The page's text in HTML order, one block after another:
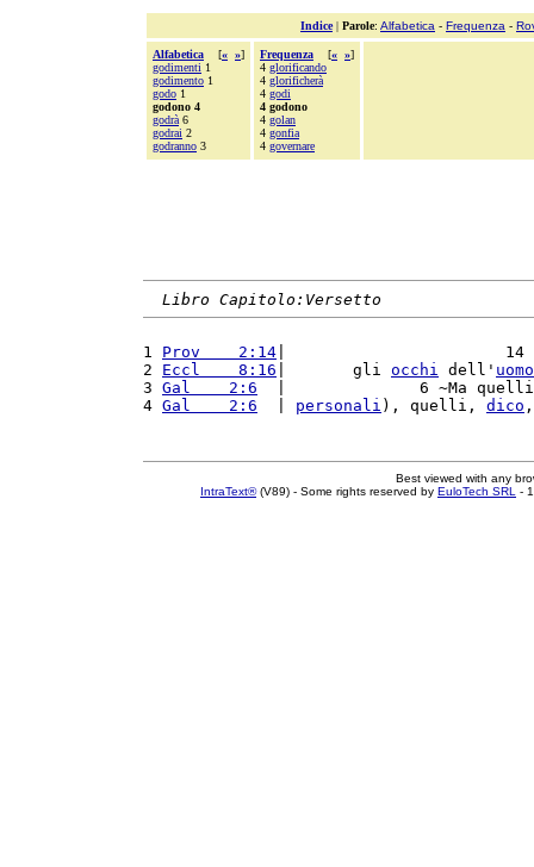
Indice| Parole: Alfabetica - Frequenza -
Alfabetica [« »]
godimenti 1
godimento 1
godo 1
godono 4
godrà 6
godrai 2
godranno 3
Frequenza [« »]
4 glorificando
4 glorificherà
4 godi
4 godono
4 golan
4 gonfia
4 governare
Libro Capitolo:Versetto
1 Prov    2:14 |                       14
2 Eccl    8:16 |       gli occhi dell' uomo
3 Gal    2:6
|              6 ~Ma
4 Gal    2:6 personali ), quelli, dico
Best viewed with any
IntraText®(V89) - Some rights reserved by EuloTech SRL -